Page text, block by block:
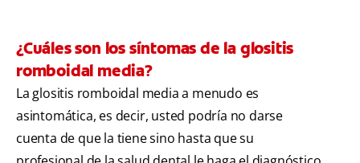
¿Cuáles son los síntomas de la glositis
romboidal media?
La glositis romboidal media a menudo es
asintomática, es decir, usted podría no darse
cuenta de que la tiene sino hasta que su